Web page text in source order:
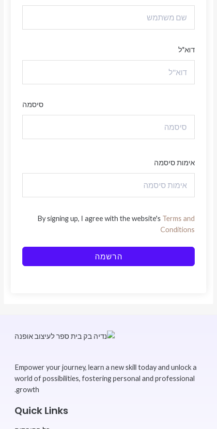
דוא"ל
סיסמה
אימות סיסמה
By signing up, I agree with the website's Terms and
Conditions
הרשמה
Empower your journey, learn a new skill today and unlock a
world of possibilities, fostering personal and professional
growth.
Quick Links